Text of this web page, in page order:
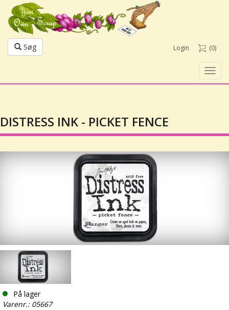
Søg Login (0)
DISTRESS INK - PICKET FENCE
På lager
Varenr.: 05667